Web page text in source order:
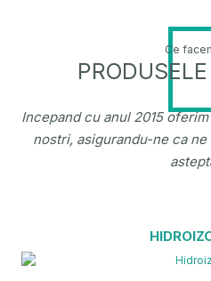
Ce
Incepand cu anul 2015
nostri, asigurandu-ne ca